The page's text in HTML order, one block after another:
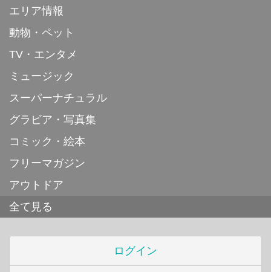
エリア情報
動物・ペット
TV・エンタメ
ミュージック
スーパーナチュラル
グラビア・写真集
コミック・絵本
フリーマガジン
アウトドア
全て見る
ログイン